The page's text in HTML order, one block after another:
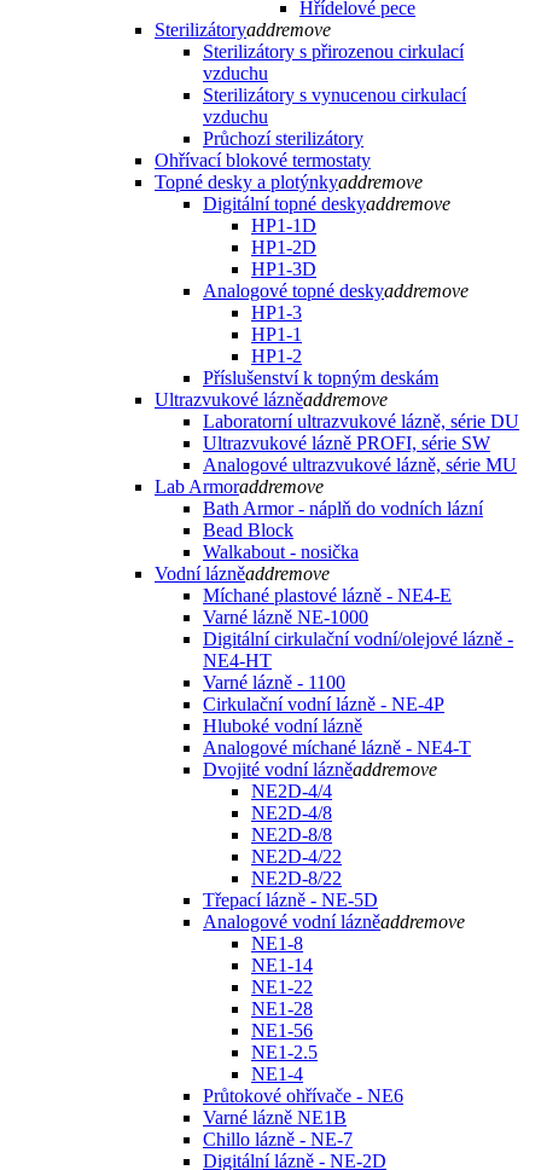
Hřídelové pece
Sterilizátoryaddremove
Sterilizátory s přirozenou cirkulací
vzduchu
Sterilizátory s vynucenou cirkulací
vzduchu
Průchozí sterilizátory
Ohřívací blokové termostaty
Topné desky a plotýnkyaddremove
Digitální topné deskyaddremove
HP1-1D
HP1-2D
HP1-3D
Analogové topné deskyaddremove
HP1-3
HP1-1
HP1-2
Příslušenství k topným deskám
Ultrazvukové lázněaddremove
Laboratorní ultrazvukové lázně, série DU
Ultrazvukové lázně PROFI, série SW
Analogové ultrazvukové lázně, série MU
Lab Armoraddremove
Bath Armor - náplň do vodních lázní
Bead Block
Walkabout - nosička
Vodní lázněaddremove
Míchané plastové lázně - NE4-E
Varné lázně NE-1000
Digitální cirkulační vodní/olejové lázně -
NE4-HT
Varné lázně - 1100
Cirkulační vodní lázně - NE-4P
Hluboké vodní lázně
Analogové míchané lázně - NE4-T
Dvojité vodní lázněaddremove
NE2D-4/4
NE2D-4/8
NE2D-8/8
NE2D-4/22
NE2D-8/22
Třepací lázně - NE-5D
Analogové vodní lázněaddremove
NE1-8
NE1-14
NE1-22
NE1-28
NE1-56
NE1-2.5
NE1-4
Průtokové ohřívače - NE6
Varné lázně NE1B
Chillo lázně - NE-7
Digitální lázně - NE-2D